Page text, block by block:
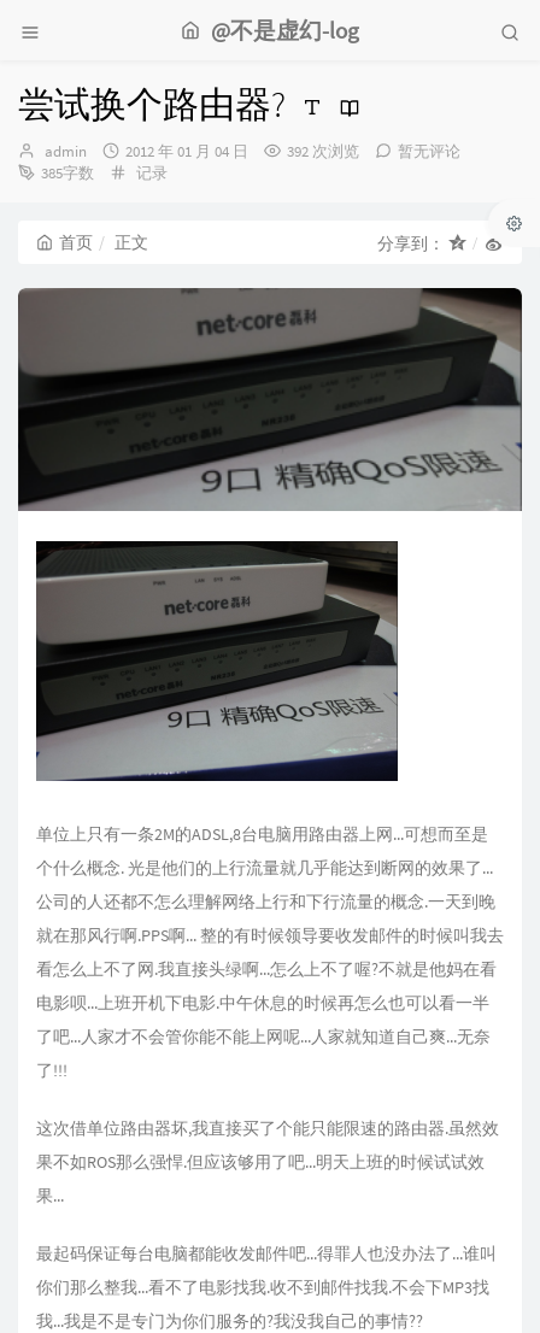
@不是虚幻-log
尝试换个路由器?
博
主：
admin
发
布
2012 年 01 月 04 日 392 次浏览
暂无评论
385字数
分
记录
首页 正文 分享到：
单位上只有一条2M的ADSL,8台电脑用路由器上网...可想而至是
个什么概念. 光是他们的上行流量就几乎能达到断网的效果了...
公司的人还都不怎么理解网络上行和下行流量的概念.一天到晚
就在那风行啊.PPS啊... 整的有时候领导要收发邮件的时候叫我去
看怎么上不了网.我直接头绿啊...怎么上不了喔?不就是他妈在看
电影呗...上班开机下电影.中午休息的时候再怎么也可以看一半
了吧...人家才不会管你能不能上网呢...人家就知道自己爽...无奈
了!!!
这次借单位路由器坏,我直接买了个能只能限速的路由器.虽然效
果不如ROS那么强悍.但应该够用了吧...明天上班的时候试试效
果...
最起码保证每台电脑都能收发邮件吧...得罪人也没办法了...谁叫
你们那么整我...看不了电影找我.收不到邮件找我.不会下MP3找
我...我是不是专门为你们服务的?我没我自己的事情??